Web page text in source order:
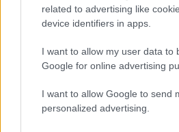
related to advertising like
device identifiers in apps.
I want to allow my user data to
Google for online advertising
I want to allow Google to send
personalized advertising.
Continua a leggere